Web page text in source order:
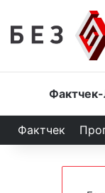
Головна
Фактчек